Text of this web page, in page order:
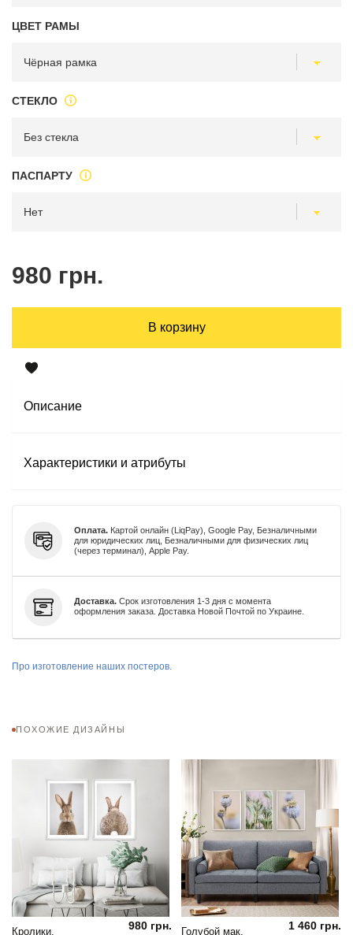
ЦВЕТ РАМЫ
СТЕКЛО
ПАСПАРТУ
980 грн.
В корзину
Описание
Характеристики и атрибуты
Оплата. Картой онлайн (LiqPay), Google Pay, Безналичными
для юридических лиц, Безналичными для физических лиц
(через терминал), Apple Pay.
Доставка. Срок изготовления 1-3 дня с момента
оформления заказа. Доставка Новой Почтой по Украине.
Про изготовление наших постеров.
ПОХОЖИЕ ДИЗАЙНЫ
Кролики. 980 грн. Голубой мак. 1 460 грн.